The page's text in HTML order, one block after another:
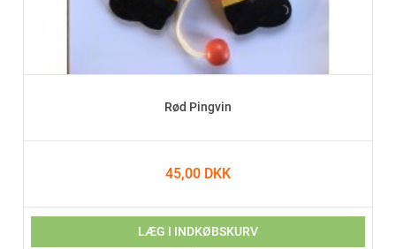
Rød Pingvin
45,00 DKK
LÆG I INDKØBSKURV